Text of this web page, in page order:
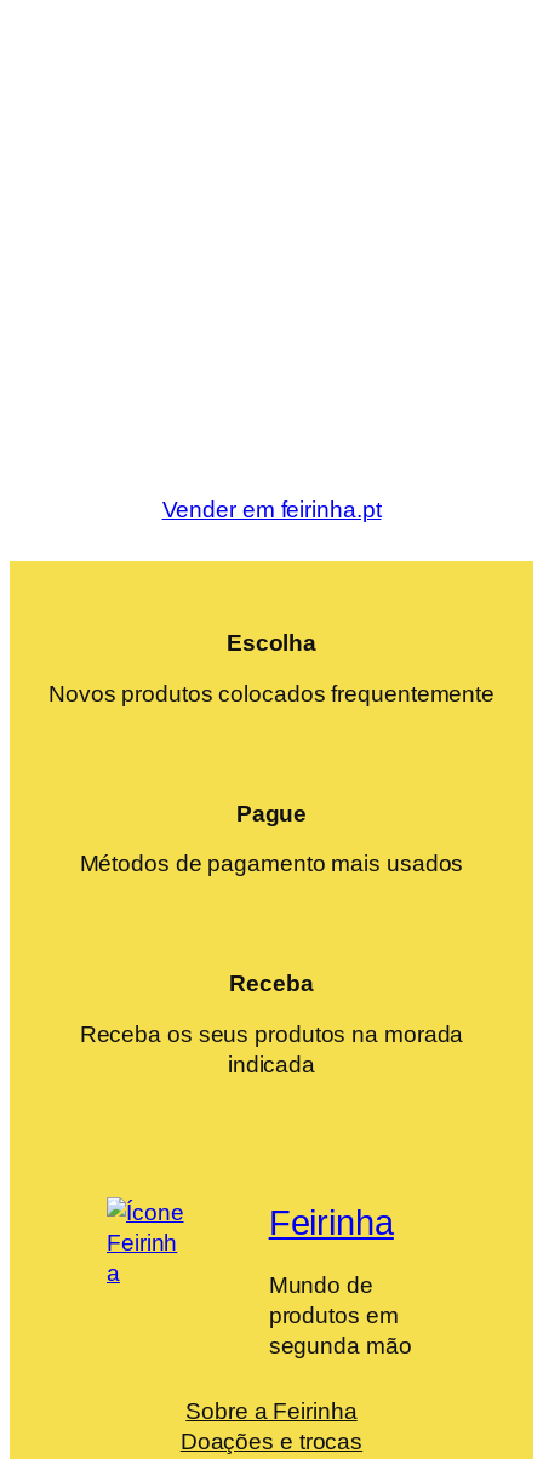
Vender em feirinha.pt
Escolha
Novos produtos colocados frequentemente
Pague
Métodos de pagamento mais usados
Receba
Receba os seus produtos na morada
indicada
Feirinha
Mundo de
produtos em
segunda mão
Sobre a Feirinha
Doações e trocas